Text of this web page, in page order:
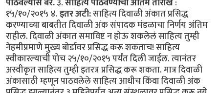
१५/१०/२०१५ ४.इतर अटी:साहित्य दिवाळी अंकात प्रसिद्ध
करण्याच्या बाबतीत दिवाळी अंक संपादक मंडळाचा निर्णय अंतिम
राहील. दिवाळी अंकात समाविष्ट न होऊ शकलेलं साहित्य तुम्ही
नेहमीप्रमाणे मुख्य बोर्डावर प्रसिद्ध करू शकताच! साहित्य
स्वीकारल्याची पोच २५/१०/२०१५ पर्यंत दिली जाईल. त्यानंतर
अस्वीकृत साहित्य तुम्ही इतरत्र प्रसिद्ध करू शकता. मात्र दिवाळी
अंकासाठी म्हणून पाठवलेले साहित्य आधीच किंवा दिवाळी अंक